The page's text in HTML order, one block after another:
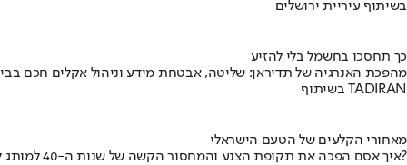
בשיתוף עיריית ירושלים
כך תחסכו בחשמל בלי להזיע
מהפכת האנרגיה של תדיראן: שליטה, אבטחת מידע וניהול אקלים חכם
בשיתוף TADIRAN
מאחורי הקלעים של הטעם הישראלי
איך אסם הפכה את תקופת הצנע והמחסור הקשה של שנות ה-40 למותג לאומי?